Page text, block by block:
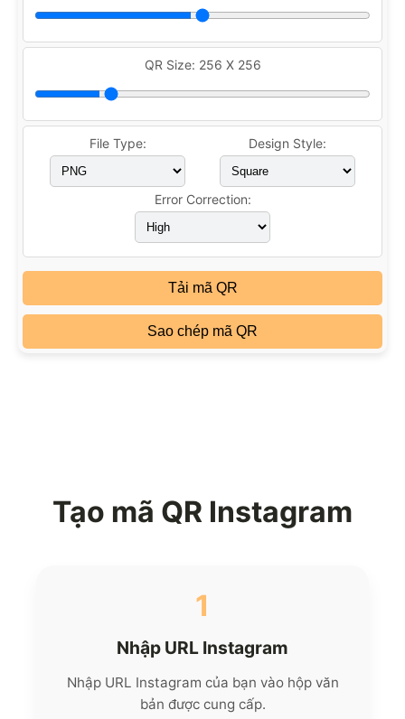
QR Size: 256 X 256
File Type: Design Style:
Error Correction:
Tải mã QR
Sao chép mã QR
Tạo mã QR Instagram
1
Nhập URL Instagram
Nhập URL Instagram của bạn vào hộp văn
bản được cung cấp.